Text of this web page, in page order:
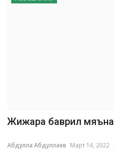
Жижара баврил мяъна
Абдулла Абдуллаев Март 14, 2022